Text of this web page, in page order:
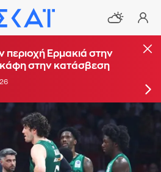
Μήνυμα από το
Ξεκίνησε
Ερμακιά στην
στην κατάσβεση